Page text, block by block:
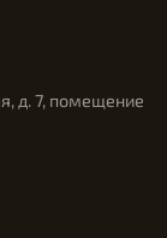
д. 7, помещение